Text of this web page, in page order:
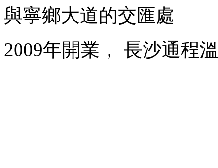
與寧鄉大道的交匯處
2009年開業， 長沙通